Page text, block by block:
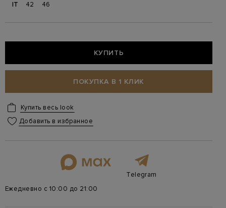
IT 42 46
КУПИТЬ
ПОКУПКА В 1 КЛИК
Купить весь look
Добавить в избранное
Telegram
Ежедневно с 10:00 до 21:00